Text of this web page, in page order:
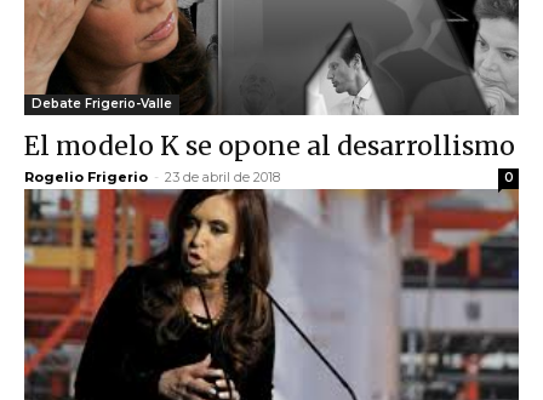
Debate Frigerio-Valle
El modelo K se opone al desarrollismo
Rogelio Frigerio - 23 de abril de 2018 0